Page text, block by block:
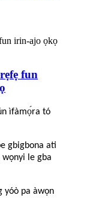
fun
ìfàmọ́ra tó
gbigbona ati
wọnyi le gba
yóò pa àwọn